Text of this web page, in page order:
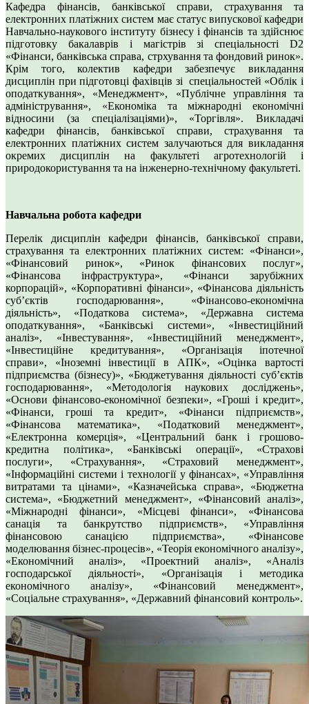
Кафедра фінансів, банківської справи, страхування та
електронних платіжних систем має статус випускової кафедри
Навчально-наукового інституту бізнесу і фінансів та здійснює
підготовку бакалаврів і магістрів зі спеціальності D2
«Фінанси, банківська справа, стрхування та фондовий ринок».
Крім того, колектив кафедри забезпечує викладання
дисциплін при підготовці фахівців зі спеціальностей «Облік і
оподаткування», «Менеджмент», «Публічне управління та
адміністрування», «Економіка та міжнародні економічні
відносини (за спеціалізаціями)», «Торгівля». Викладачі
кафедри фінансів, банківської справи, страхування та
електронних платіжних систем залучаються для викладання
окремих дисциплін на факультеті агротехнологій і
природокористування та на інженерно-технічному факультеті.
Навчальна робота кафедри
Перелік дисциплін кафедри фінансів, банківської справи,
страхування та електронних платіжних систем: «Фінанси»,
«Фінансовий ринок», «Ринок фінансових послуг»,
«Фінансова інфраструктура», «Фінанси зарубіжних
корпорацій», «Корпоративні фінанси», «Фінансова діяльність
суб’єктів господарювання», «Фінансово-економічна
діяльність», «Податкова система», «Державна система
оподаткування», «Банківські системи», «Інвестиційний
аналіз», «Інвестування», «Інвестиційний менеджмент»,
«Інвестиційне кредитування», «Організація іпотечної
справи», «Іноземні інвестиції в АПК», «Оцінка вартості
підприємства (бізнесу)», «Бюджетування діяльності суб’єктів
господарювання», «Методологія наукових досліджень»,
«Основи фінансово-економічної безпеки», «Гроші і кредит»,
«Фінанси, гроші та кредит», «Фінанси підприємств»,
«Фінансова математика», «Податковий менеджмент»,
«Електронна комерція», «Центральний банк і грошово-
кредитна політика», «Банківські операції», «Страхові
послуги», «Страхування», «Страховий менеджмент»,
«Інформаційні системи і технології у фінансах», «Управління
витратами та цінами», «Казначейська справа», «Бюджетна
система», «Бюджетний менеджмент», «Фінансовий аналіз»,
«Міжнародні фінанси», «Місцеві фінанси», «Фінансова
санація та банкрутство підприємств», «Управління
фінансовою санацією підприємства», «Фінансове
моделювання бізнес-процесів», «Теорія економічного аналізу»,
«Економічний аналіз», «Проектний аналіз», «Аналіз
господарської діяльності», «Організація і методика
економічного аналізу», «Фінансовий менеджмент»,
«Соціальне страхування», «Державний фінансовий контроль».